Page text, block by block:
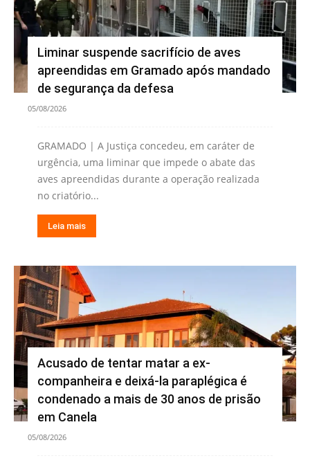
Liminar suspende sacrifício de aves
apreendidas em Gramado após mandado
de segurança da defesa
05/08/2026
GRAMADO | A Justiça concedeu, em caráter de
urgência, uma liminar que impede o abate das
aves apreendidas durante a operação realizada
no criatório...
Leia mais
Acusado de tentar matar a ex-
companheira e deixá-la paraplégica é
condenado a mais de 30 anos de prisão
em Canela
05/08/2026